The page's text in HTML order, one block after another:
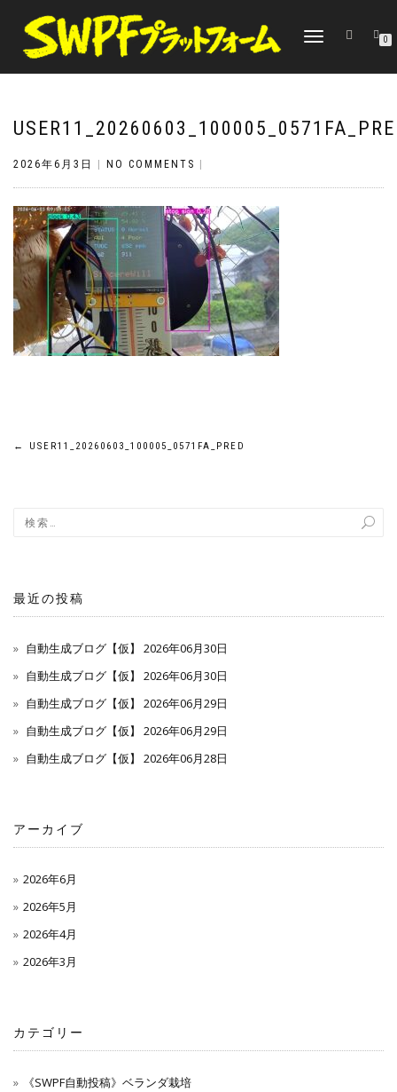
TOGGLE
0
2026年6月3日 NO COMMENTS
投
ナ
ゲ
ー
シ
ョ
ン
← USER11_20260603_100005_0571FA_PRED
最近の投稿
自動生成ブログ【仮】 2026年06月30日
自動生成ブログ【仮】 2026年06月30日
自動生成ブログ【仮】 2026年06月29日
自動生成ブログ【仮】 2026年06月29日
自動生成ブログ【仮】 2026年06月28日
アーカイブ
2026年6月
2026年5月
2026年4月
2026年3月
カテゴリー
《SWPF自動投稿》ベランダ栽培